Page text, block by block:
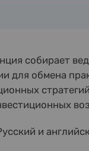
собирает
для обмена
и